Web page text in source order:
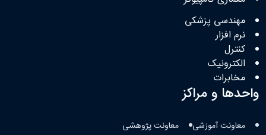
مهندسی پزشکی
نرم افزار
کنترل
الکترونیک
مخابرات
واحدها و مراکز
معاونت آموزشی معاونت پژوهشی